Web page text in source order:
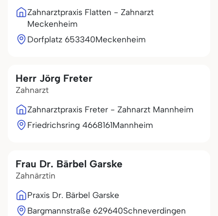
Zahnarztpraxis Flatten - Zahnarzt
Meckenheim
Dorfplatz 653340Meckenheim
Herr Jörg Freter
Zahnarzt
Zahnarztpraxis Freter - Zahnarzt Mannheim
Friedrichsring 4668161Mannheim
Frau Dr. Bärbel Garske
Zahnärztin
Praxis Dr. Bärbel Garske
Bargmannstraße 629640Schneverdingen